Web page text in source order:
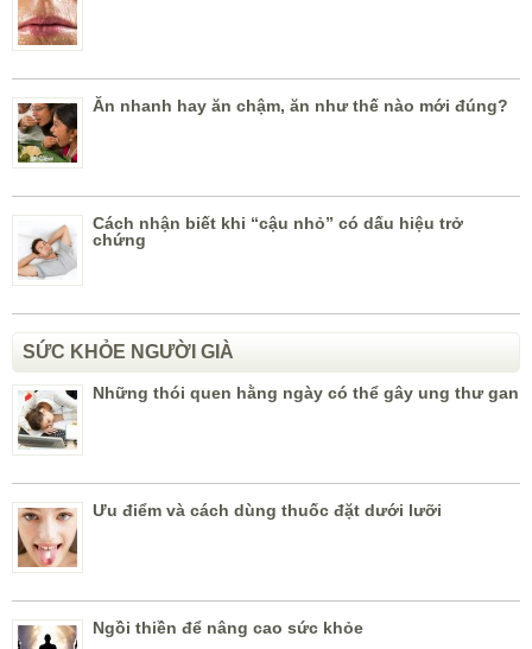
Ăn nhanh hay ăn chậm, ăn như thế nào mới đúng?
Cách nhận biết khi “cậu nhỏ” có dấu hiệu trở
chứng
SỨC KHỎE NGƯỜI GIÀ
Những thói quen hằng ngày có thể gây ung thư gan
Ưu điểm và cách dùng thuốc đặt dưới lưỡi
Ngồi thiền để nâng cao sức khỏe